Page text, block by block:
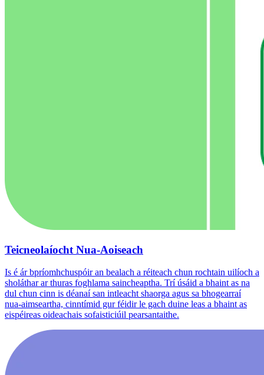
Teicneolaíocht Nua-Aoiseach
Is é ár bpríomhchuspóir an bealach a réiteach chun rochtain uilíoch a
sholáthar ar thuras foghlama saincheaptha. Trí úsáid a bhaint as na
dul chun cinn is déanaí san intleacht shaorga agus sa bhogearraí
nua-aimseartha, cinntímid gur féidir le gach duine leas a bhaint as
eispéireas oideachais sofaisticiúil pearsantaithe.